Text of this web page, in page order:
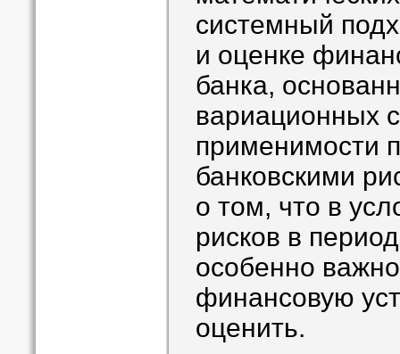
системный
и оценке
банка,
вариационных
применимости
банковскими
о том, что в
рисков в
особенно
финансовую
оценить.